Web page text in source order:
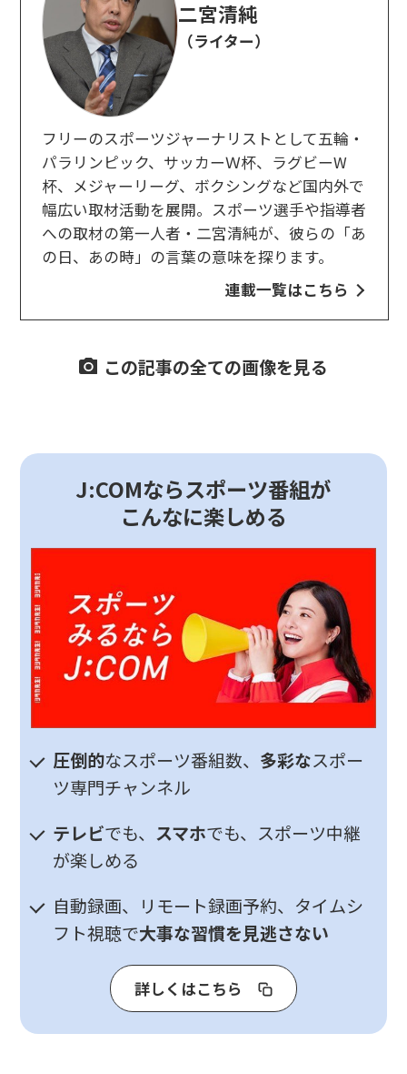
二宮清純
（ライター）
フリーのスポーツジャーナリストとして五輪・
パラリンピック、サッカーＷ杯、ラグビーW
杯、メジャーリーグ、ボクシングなど国内外で
幅広い取材活動を展開。スポーツ選手や指導者
への取材の第一人者・二宮清純が、彼らの「あ
の日、あの時」の言葉の意味を探ります。
連載一覧はこちら
この記事の全ての画像を見る
J:COMならスポーツ番組が
こんなに楽しめる
圧倒的なスポーツ番組数、 多彩なスポー
ツ専門チャンネル
テレビでも、 スマホでも、スポーツ中継
が楽しめる
自動録画、リモート録画予約、タイムシ
フト視聴で大事な習慣を見逃さない
詳しくはこちら